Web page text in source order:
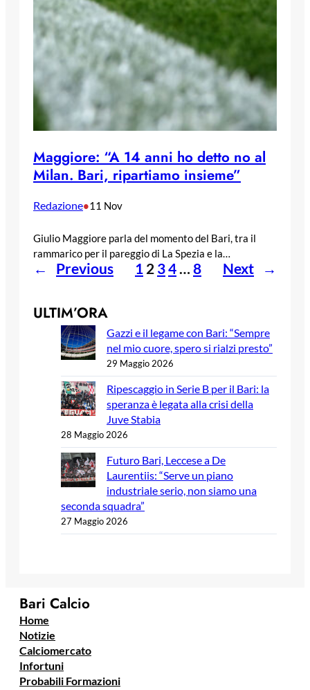
Maggiore: “A 14 anni ho detto no al
Milan. Bari, ripartiamo insieme”
Redazione•11 Nov
Giulio Maggiore parla del momento del Bari, tra il
rammarico per il pareggio di La Spezia e la…
← Previous 1 2 34 … 8 Next →
ULTIM’ORA
Gazzi e il legame con Bari: “Sempre
nel mio cuore, spero si rialzi presto”
29 Maggio 2026
Ripescaggio in Serie B per il Bari: la
speranza è legata alla crisi della
Juve Stabia
28 Maggio 2026
Futuro Bari, Leccese a De
Laurentiis: “Serve un piano
industriale serio, non siamo una
seconda squadra”
27 Maggio 2026
Bari Calcio
Home
Notizie
Calciomercato
Infortuni
Probabili Formazioni